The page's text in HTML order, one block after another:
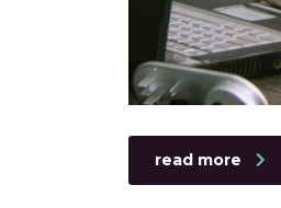
read more